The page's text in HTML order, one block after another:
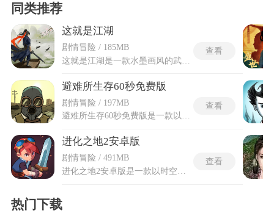
同类推荐
这就是江湖
剧情冒险 / 185MB
查看
避难所生存60秒免费版
剧情冒险 / 197MB
查看
进化之地2安卓版
剧情冒险 / 491MB
查看
热门下载